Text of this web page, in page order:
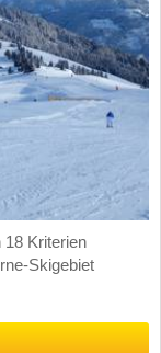
18 Kriterien
Skigebiet